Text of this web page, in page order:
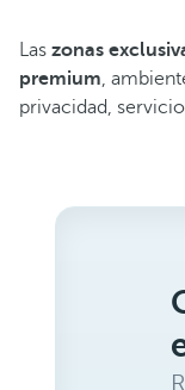
Las zonas
premium,
privacidad,